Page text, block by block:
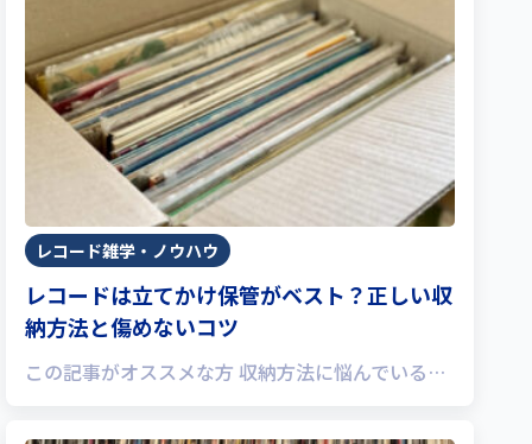
レコード雑学・ノウハウ
レコードは立てかけ保管がベスト？正しい収
納方法と傷めないコツ
この記事がオススメな方 収納方法に悩んでいる…